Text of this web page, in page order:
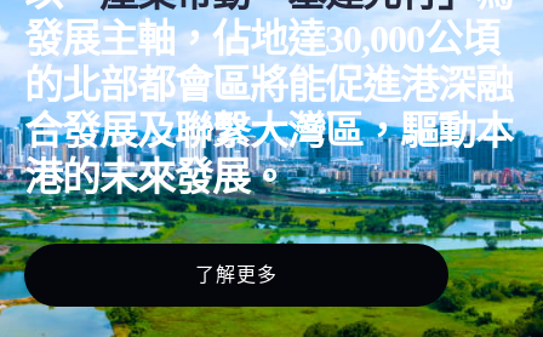
發展主軸，佔地達30,000公頃
的北部都會區將能促進港深融
合發展及聯繫大灣區，驅動本
港的未來發展。
了解更多